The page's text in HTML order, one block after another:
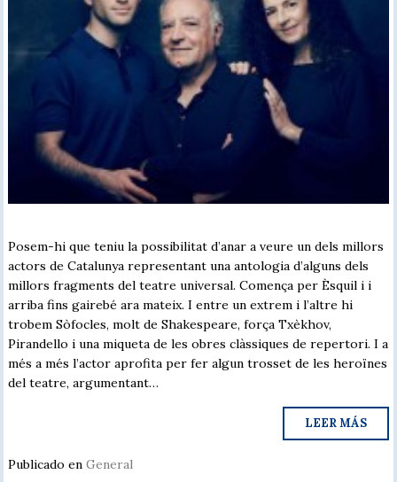
Posem-hi que teniu la possibilitat d’anar a veure un dels millors
actors de Catalunya representant una antologia d’alguns dels
millors fragments del teatre universal. Comença per Èsquil i i
arriba fins gairebé ara mateix. I entre un extrem i l’altre hi
trobem Sòfocles, molt de Shakespeare, força Txèkhov,
Pirandello i una miqueta de les obres clàssiques de repertori. I a
més a més l’actor aprofita per fer algun trosset de les heroïnes
del teatre, argumentant…
LEER MÁS
Publicado enGeneral